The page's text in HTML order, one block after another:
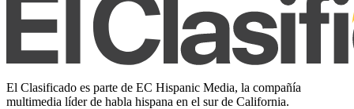
El Clasificado es parte de EC Hispanic Media, la compañía
multimedia líder de habla hispana en el sur de California.